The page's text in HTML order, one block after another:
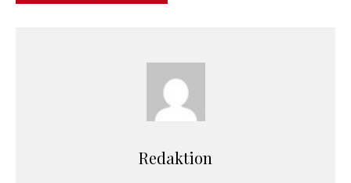
Redaktion